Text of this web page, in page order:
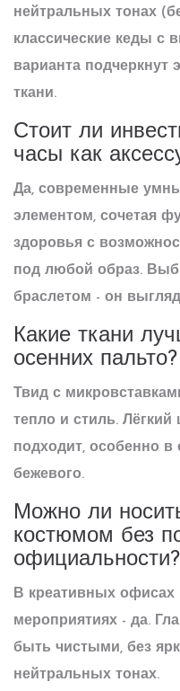
нейтральных тонах
классические кеды с
варианта подчеркнут
ткани.
Стоит ли
часы как
Да, современные
элементом, сочетая
здоровья с
под любой образ.
браслетом - он
Какие ткани
осенних пальто?
Твид с
тепло и стиль.
подходит, особенно в
бежевого.
Можно ли
костюмом без
официальности?
В креативных
мероприятиях - да.
быть чистыми, без
нейтральных тонах.